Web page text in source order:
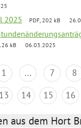
2025 PDF, 202 kB
kB 06.03.2025
1 ... 7 8
13 14 15 16
aus dem Hort